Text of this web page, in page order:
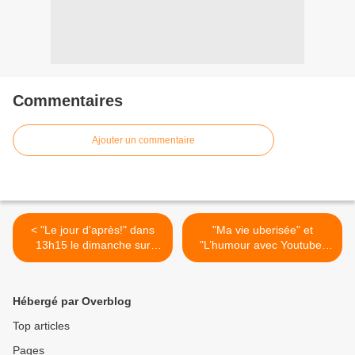
Commentaires
Ajouter un commentaire
< "Le jour d'après!" dans
13h15 le dimanche sur
France 2
"Ma vie uberisée" et
"L’humour avec Youtube"
dans "Grands Portraits" ce
Hébergé par Overblog
Top articles
Pages